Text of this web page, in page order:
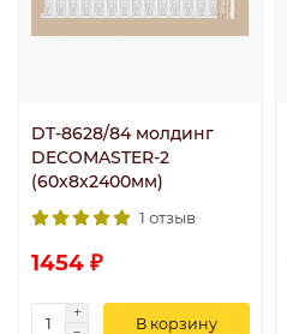
DT-8628/84 молдинг
DECOMASTER-2
(60х8х2400мм)
1 отзыв
1454 ₽
В корзину